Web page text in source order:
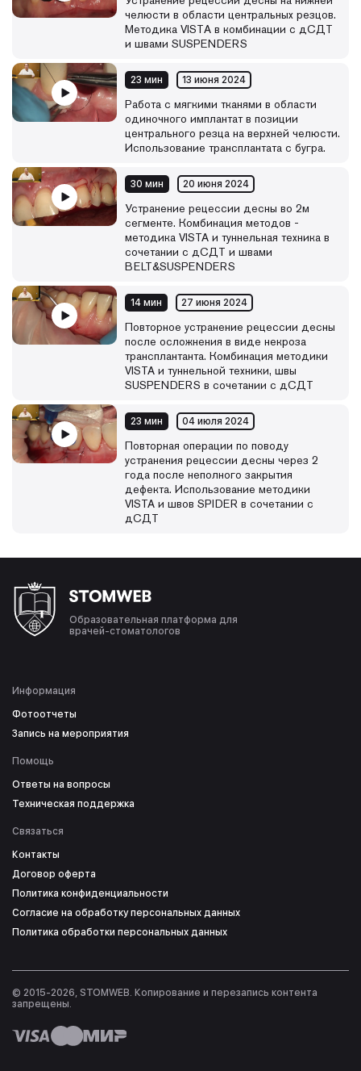
челюсти в области центральных резцов.
Методика VISTА в комбинации с дСДТ
и швами SUSPENDERS
23 мин 13 июня 2024
Работа с мягкими тканями в области
одиночного имплантат в позиции
центрального резца на верхней челюсти.
Использование трансплантата с бугра.
30 мин 20 июня 2024
Устранение рецессии десны во 2м
сегменте. Комбинация методов -
методика VISTA и туннельная техника в
сочетании с дСДТ и швами
BELT&SUSPENDERS
14 мин 27 июня 2024
Повторное устранение рецессии десны
после осложнения в виде некроза
трансплантанта. Комбинация методики
VISTA и туннельной техники, швы
SUSPENDERS в сочетании с дСДТ
23 мин 04 июля 2024
Повторная операции по поводу
устранения рецессии десны через 2
года после неполного закрытия
дефекта. Использование методики
VISTA и швов SPIDER в сочетании с
дСДТ
Образовательная платформа для
врачей-стоматологов
Информация
Фотоотчеты
Запись на мероприятия
Помощь
Ответы на вопросы
Техническая поддержка
Связаться
Контакты
Договор оферта
Политика конфиденциальности
Согласие на обработку персональных данных
Политика обработки персональных данных
© 2015-2026, STOMWEB. Копирование и перезапись контента
запрещены.